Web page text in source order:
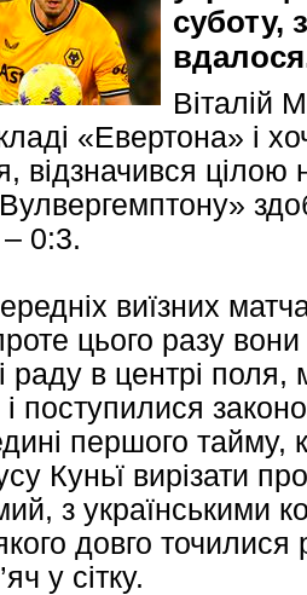
суботу,
Віталій
«Евертона» і
відзначився цілою
– 0:3.
виїзних
цього разу
раду в центрі
поступилися
першого тайму,
Куньї вирізати
з українськими
довго
у сітку.